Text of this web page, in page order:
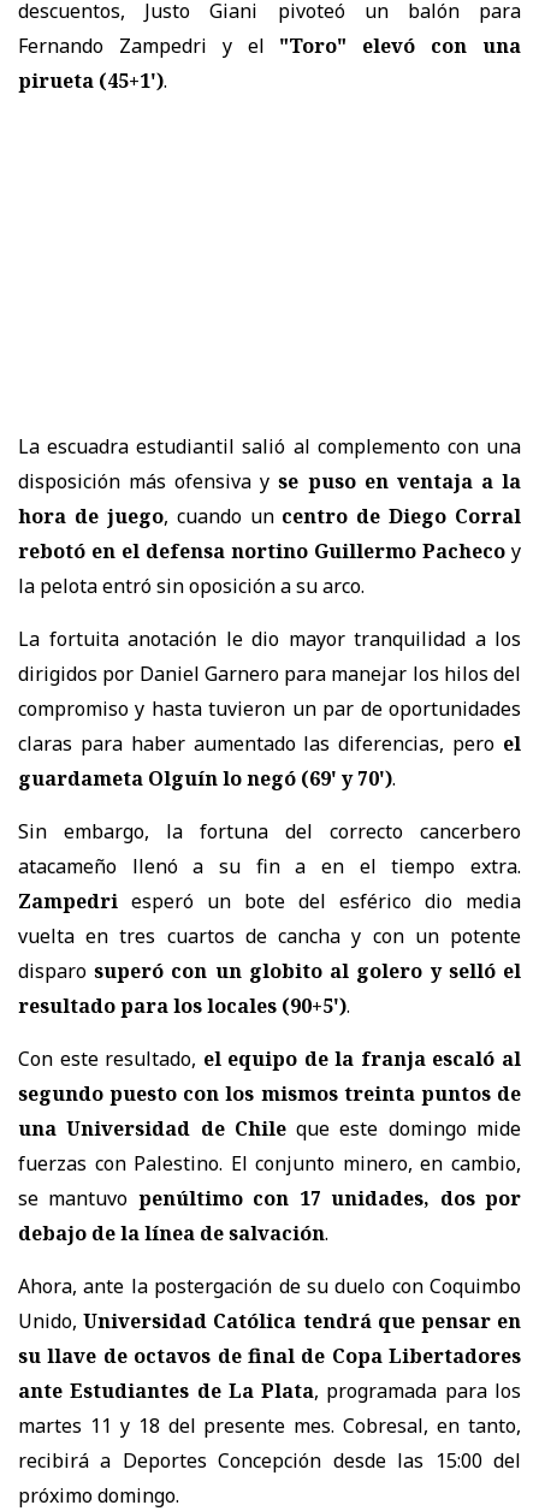
descuentos, Justo Giani pivoteó un balón para
Fernando Zampedri y el "Toro" elevó con una
pirueta (45+1').
La escuadra estudiantil salió al complemento con una
disposición más ofensiva yse puso en ventaja a la
hora de juego, cuando uncentro de Diego Corral
rebotó en el defensa nortino Guillermo Pacheco y
la pelota entró sin oposición a su arco.
La fortuita anotación le dio mayor tranquilidad a los
dirigidos por Daniel Garnero para manejar los hilos del
compromiso y hasta tuvieron un par de oportunidades
claras para haber aumentado las diferencias, pero el
guardameta Olguín lo negó (69' y 70').
Sin embargo, la fortuna del correcto cancerbero
atacameño llenó a su fin a en el tiempo extra.
Zampedri esperó un bote del esférico dio media
vuelta en tres cuartos de cancha y con un potente
disparosuperó con un globito al golero y selló el
resultado para los locales (90+5').
Con este resultado, el equipo de la franja escaló al
segundo puesto con los mismos treinta puntos de
una Universidad de Chileque este domingo mide
fuerzas con Palestino. El conjunto minero, en cambio,
se mantuvo penúltimo con 17 unidades, dos por
debajo de la línea de salvación.
Ahora, ante la postergación de su duelo con Coquimbo
Unido,Universidad Católica tendrá que pensar en
su llave de octavos de final de Copa Libertadores
ante Estudiantes de La Plata, programada para los
martes 11 y 18 del presente mes. Cobresal, en tanto,
recibirá a Deportes Concepción desde las 15:00 del
próximo domingo.